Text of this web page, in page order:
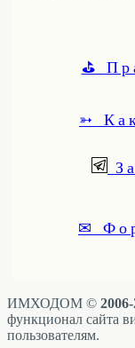
⛳
➳
✉
ИМХОДОМ ©
функционал сайта
пользователям.